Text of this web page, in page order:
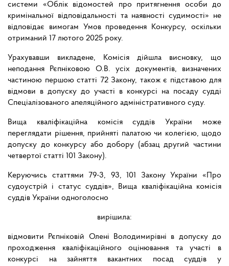
системи «Облік відомостей про притягнення особи до
кримінальної відповідальності та наявності судимості» не
відповідає вимогам Умов проведення Конкурсу, оскільки
отриманий 17 лютого 2025 року.
Урахувавши викладене, Комісія дійшла висновку, що
неподання Рєпніковою О.В. усіх документів, визначених
частиною першою статті 72 Закону, також є підставою для
відмови в допуску до участі в конкурсі на посаду судді
Спеціалізованого апеляційного адміністративного суду.
Вища кваліфікаційна комісія суддів України може
переглядати рішення, прийняті палатою чи колегією, щодо
допуску до конкурсу або добору (абзац другий частини
четвертої статті 101 Закону).
Керуючись статтями 79-3, 93, 101 Закону України «Про
судоустрій і статус суддів», Вища кваліфікаційна комісія
суддів України одноголосно
вирішила:
відмовити Рєпніковій Олені Володимирівні в допуску до
проходження кваліфікаційного оцінювання та участі в
конкурсі на зайняття вакантних посад суддів у